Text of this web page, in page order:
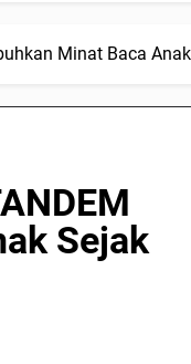
Minat Baca
Sejak